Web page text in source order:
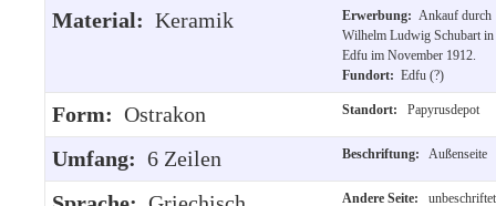
Material: Keramik Erwerbung: Ankauf durch
Wilhelm Ludwig Schubart in
Edfu im November 1912.
Fundort: Edfu (?)
Form: Ostrakon Standort: Papyrusdepot
Umfang: 6 Zeilen Beschriftung: Außenseite
Andere Seite: unbeschriftet